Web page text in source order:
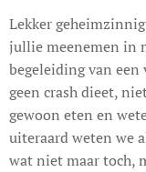
Lekker
jullie meenemen in
begeleiding van een
geen crash dieet,
gewoon eten en
uiteraard weten we
wat niet maar toch,